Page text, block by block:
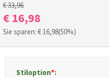
€ 33,96
€ 16,98
Sie sparen: € 16,98(50%)
Stiloption*: